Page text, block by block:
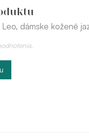
dámske kožené